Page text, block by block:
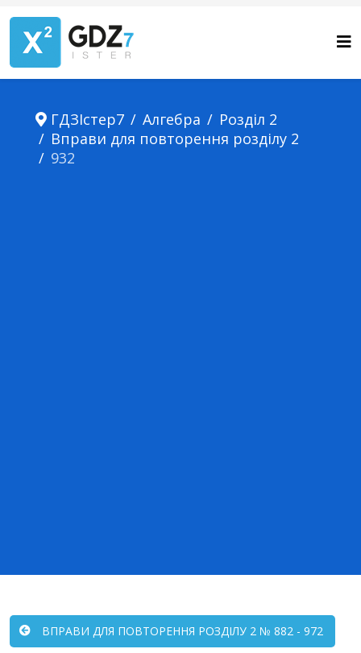
ГДЗІстер7 Алгебра
Розділ 2
Вправи для повторення розділу 2
932
ВПРАВИ ДЛЯ ПОВТОРЕННЯ РОЗДІЛУ 2 № 882 - 972